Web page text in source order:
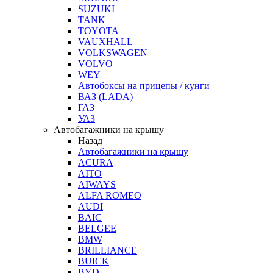
SUZUKI
TANK
TOYOTA
VAUXHALL
VOLKSWAGEN
VOLVO
WEY
Автобоксы на прицепы / кунги
ВАЗ (LADA)
ГАЗ
УАЗ
Автобагажники на крышу
Назад
Автобагажники на крышу
ACURA
AITO
AIWAYS
ALFA ROMEO
AUDI
BAIC
BELGEE
BMW
BRILLIANCE
BUICK